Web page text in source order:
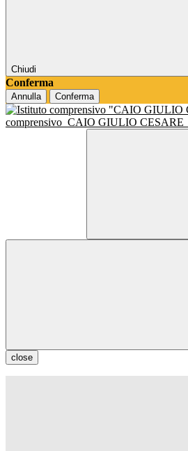
Chiudi
Conferma
Annulla Conferma
comprensivo CAIO GIULIO CESARE
close